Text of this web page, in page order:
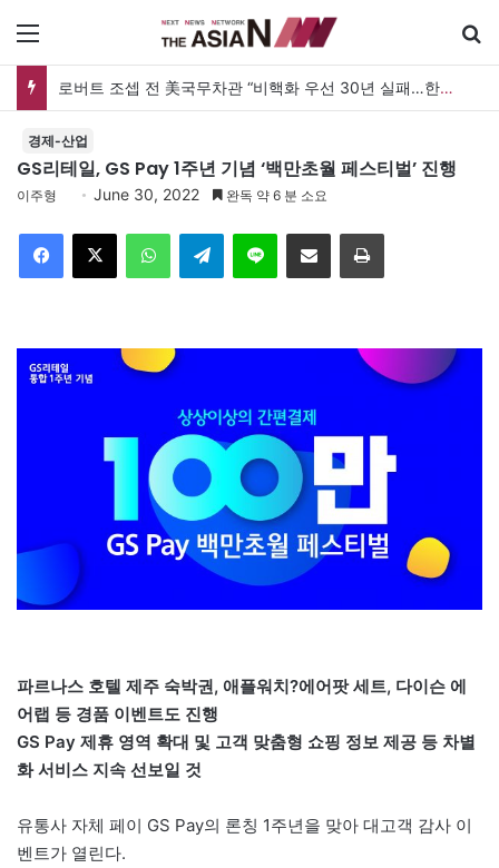
로버트 조셉 전 美국무차관 “비핵화 우선 30년 실패…한미동맹 최종목표 ‘자유통일한국’으로”
경제-산업
GS리테일, GS Pay 1주년 기념 ‘백만초월 페스티벌’ 진행
이주형 June 30, 2022 완독 약 6 분 소요
Telegram 이메일
파르나스 호텔 제주 숙박권, 애플워치?에어팟 세트, 다이슨 에
어랩 등 경품 이벤트도 진행
GS Pay 제휴 영역 확대 및 고객 맞춤형 쇼핑 정보 제공 등 차별
화 서비스 지속 선보일 것
유통사 자체 페이 GS Pay의 론칭 1주년을 맞아 대고객 감사 이
벤트가 열린다.